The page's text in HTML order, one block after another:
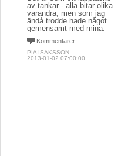
av tankar - alla bitar olika
varandra, men som jag
ändå trodde hade något
gemensamt med mina.
Kommentarer
PIA ISAKSSON
2013-01-02 07:00:00